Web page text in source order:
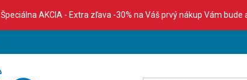
Špeciálna AKCIA - Extra zľava -30% na Váš prvý nákup Vám